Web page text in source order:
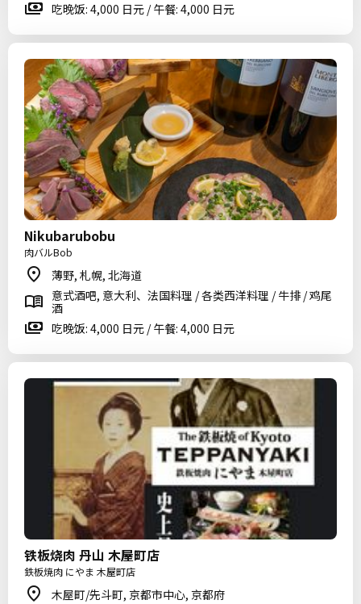
吃晚饭: 4,000 日元 / 午餐: 4,000 日元
Nikubarubobu
肉バルBob
薄野, 札幌, 北海道
意式酒吧, 意大利、法国料理 / 各类西洋料理 / 牛排 / 鸡尾
酒
吃晚饭: 4,000 日元 / 午餐: 4,000 日元
铁板烧肉 丹山 木屋町店
鉄板焼肉 にやま 木屋町店
木屋町/先斗町, 京都市中心, 京都府